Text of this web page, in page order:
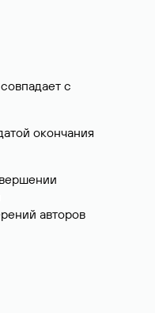
с
окончания
авторов